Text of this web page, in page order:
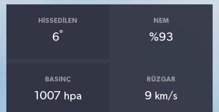
HISSEDILEN
6°
NEM
%93
BASINÇ
1007 hpa
RÜZGAR
9 km/s